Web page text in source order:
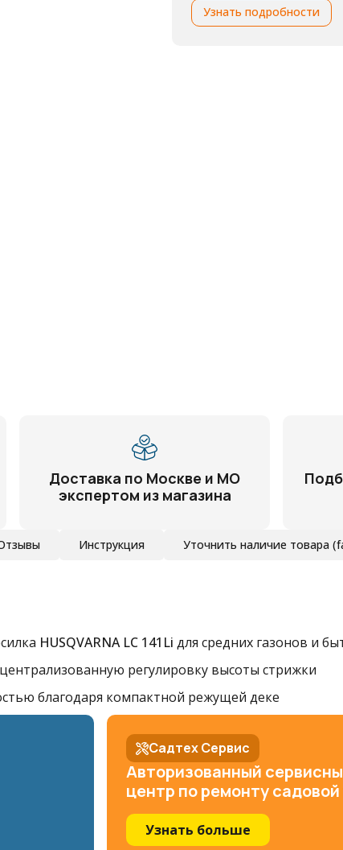
Узнать подробности
Доставка по Москве и МО
экспертом из магазина
Инструкция Уточнить наличие товара
HUSQVARNA LC 141Li для средних газонов и
регулировку высоты стрижки
благодаря компактной режущей деке
Садтех Сервис
Авторизованный
центр по ремонту садовой
Узнать больше